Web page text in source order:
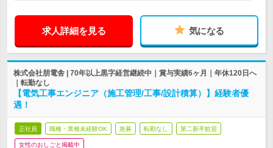
求人詳細を見る 気になる
株式会社朋電舎 | 70年以上黒字経営継続中｜賞与実績6ヶ月｜年休120日へ
｜転勤なし
【電気工事エンジニア（施工管理/工事/設計積算）】経験者優
遇！
正社員 職種・業種未経験OK 急募 転勤なし 第二新卒歓迎
女性のおしごと掲載中